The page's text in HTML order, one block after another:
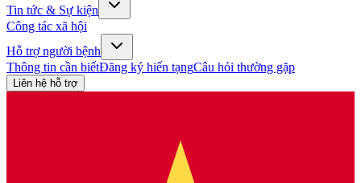
Tin tức & Sự kiện
Công tác xã hội
Hỗ trợ người bệnh
Thông tin cần biếtĐăng ký hiến tạngCâu hỏi thường gặp
Liên hệ hỗ trợ